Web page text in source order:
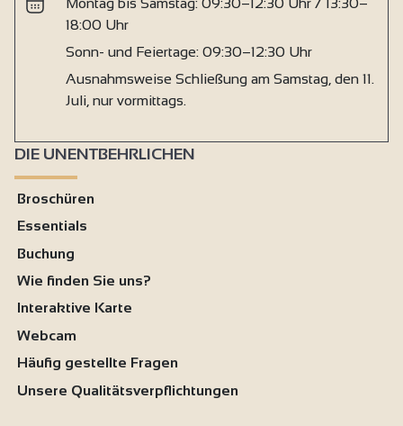
18:00 Uhr
Sonn- und Feiertage: 09:30–12:30 Uhr
Ausnahmsweise Schließung am Samstag, den 11.
Juli, nur vormittags.
DIE UNENTBEHRLICHEN
Broschüren
Essentials
Buchung
Wie finden Sie uns?
Interaktive Karte
Webcam
Häufig gestellte Fragen
Unsere Qualitätsverpflichtungen